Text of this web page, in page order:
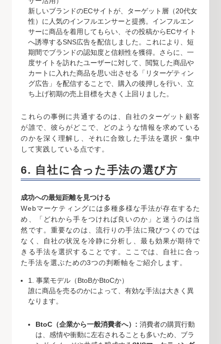
新しいブランドのECサイトが、ターゲット層（20代女
性）に人気のインフルエンサーと提携。インフルエン
サーに商品を着用してもらい、その投稿からECサイト
へ誘導するSNS広告を配信しました。これにより、短
期間でブランドの認知度と信頼性を獲得。さらに、一
度サイトを訪れたユーザーに対して、閲覧した商品や
カートに入れた商品を思い出させる「リターゲティン
グ広告」を配信することで、購入の後押しを行い、立
ち上げ初期の売上目標を大きく上回りました。
これらの事例に共通するのは、自社のターゲット顧客
が誰で、彼らがどこで、どのような情報を求めている
のかを深く理解し、それに合致した手法を選択・集中
して実践している点です。
6. 自社に合った手法の選び方
成功への最短距離を見つける
Webマーケティングには多種多様な手法が存在するた
め、「どれから手をつければ良いのか」と迷うのは当
然です。重要なのは、流行りの手法に飛びつくのでは
なく、自社の状況を冷静に分析し、最も効果が期待で
きる手法を選択することです。ここでは、自社に合っ
た手法を選ぶための3つの判断軸をご紹介します。
1. 事業モデル（BtoBかBtoCか）
誰に商品を売るのかによって、有効な手法は大きく異
なります。
BtoC（企業から一般消費者へ）: 消費者の購買行動
は、感情や衝動に左右されることも多いため、ブラ